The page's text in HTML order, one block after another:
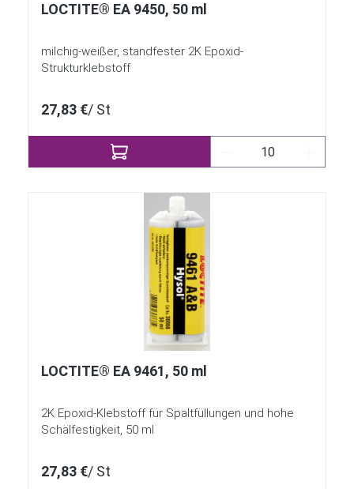
LOCTITE® EA 9450, 50 ml
milchig-weißer, standfester 2K Epoxid-
Strukturklebstoff
27,83 €/ St
Produkt Anzahl:
LOCTITE® EA 9461, 50 ml
2K Epoxid-Klebstoff für Spaltfüllungen und hohe
Schälfestigkeit, 50 ml
27,83 €/ St